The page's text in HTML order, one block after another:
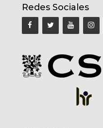
Redes Sociales